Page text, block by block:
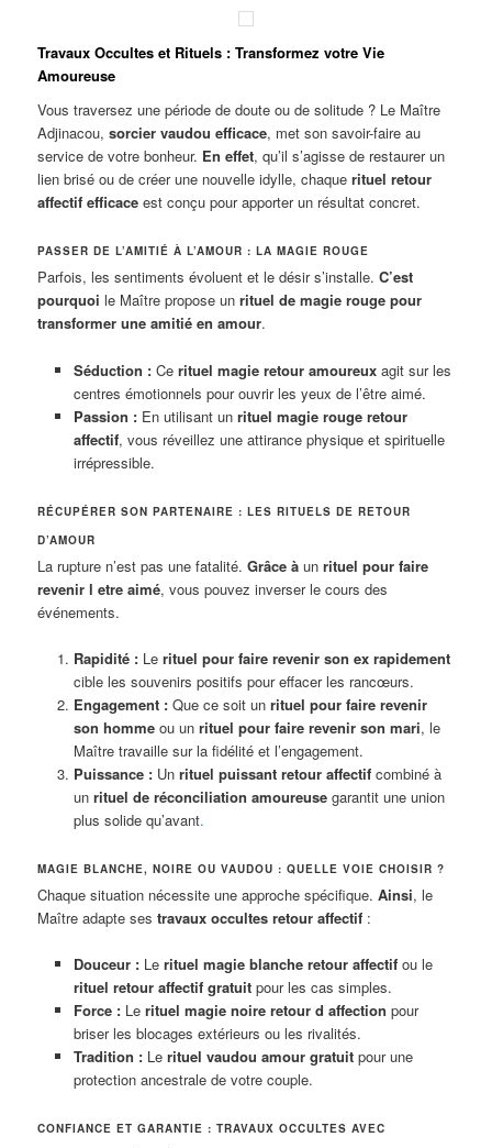
Travaux Occultes et Rituels : Transformez votre Vie
Amoureuse
Vous traversez une période de doute ou de solitude ? Le Maître
Adjinacou,sorcier vaudou efficace, met son savoir-faire au
service de votre bonheur. En effet, qu’il s’agisse de restaurer un
lien brisé ou de créer une nouvelle idylle, chaquerituel retour
affectif efficace est conçu pour apporter un résultat concret.
PASSER DE L’AMITIÉ À L’AMOUR : LA MAGIE ROUGE
Parfois, les sentiments évoluent et le désir s’installe.C’est
pourquoi le Maître propose unrituel de magie rouge pour
transformer une amitié en amour.
Séduction :Ce rituel magie retour amoureuxagit sur les
centres émotionnels pour ouvrir les yeux de l’être aimé.
Passion :En utilisant un rituel magie rouge retour
affectif, vous réveillez une attirance physique et spirituelle
irrépressible.
RÉCUPÉRER SON PARTENAIRE : LES RITUELS DE RETOUR
D’AMOUR
La rupture n’est pas une fatalité.Grâce à unrituel pour faire
revenir l etre aimé, vous pouvez inverser le cours des
événements.
Rapidité :Le rituel pour faire revenir son ex rapidement
cible les souvenirs positifs pour effacer les rancœurs.
Engagement :Que ce soit un rituel pour faire revenir
son hommeou un rituel pour faire revenir son mari, le
Maître travaille sur la fidélité et l’engagement.
Puissance :Un rituel puissant retour affectifcombiné à
un rituel de réconciliation amoureusegarantit une union
plus solide qu’avant.
MAGIE BLANCHE, NOIRE OU VAUDOU : QUELLE VOIE CHOISIR ?
Chaque situation nécessite une approche spécifique.Ainsi, le
Maître adapte sestravaux occultes retour affectif :
Douceur :Le rituel magie blanche retour affectifou le
rituel retour affectif gratuitpour les cas simples.
Force :Le rituel magie noire retour d affection pour
briser les blocages extérieurs ou les rivalités.
Tradition :Le rituel vaudou amour gratuitpour une
protection ancestrale de votre couple.
CONFIANCE ET GARANTIE : TRAVAUX OCCULTES AVEC